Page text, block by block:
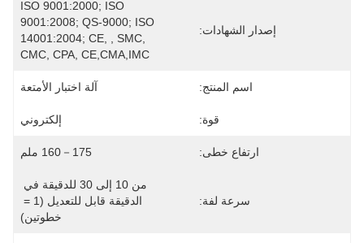
إصدار الشهادات:
ISO 9001:2000; ISO
9001:2008; QS-9000; ISO
14001:2004; CE, , SMC,
CMC, CPA, CE,CMA,IMC
اسم المنتج: آلة اختبار الأمتعة
قوة: إلكتروني
ارتفاع خطى: 160－175 ملم
سرعة لفة:
خطوتين)